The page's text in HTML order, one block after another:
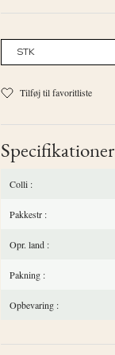
Tilføj til favoritliste
Specifikationer
Colli
Pakkestr
Opr. land
Pakning
Opbevaring